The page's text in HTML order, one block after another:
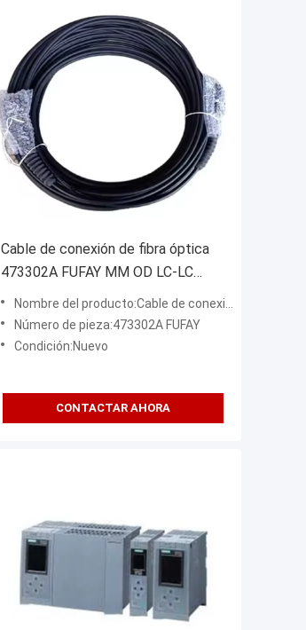
Cable de conexión de fibra óptica
473302A FUFAY MM OD LC-LC
dúplex multimodo 100m puente de
fibra de red de centro de datos de
alta densidad
Nombre del producto:Cable de conexión de fibra óptica
Número de pieza:473302A FUFAY
Condición:Nuevo
CONTACTAR AHORA